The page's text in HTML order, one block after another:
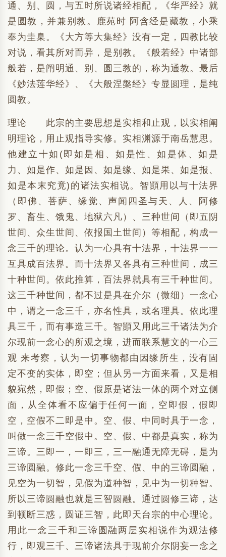
通、别、圆，与五时所说诸经相配，《华严经》就
是圆教，并兼别教。鹿苑时 阿含经是藏教，小乘
奉为圭臬。《大方等大集经》没有一定，四教比较
对说，看其所对而异，是别教。《般若经》中诸部
般若，是阐明通、别、圆三教的，称为通教。最后
《妙法莲华经》、《大般涅槃经》专显圆理，是纯
圆教。
理论 此宗的主要思想是实相和止观，以实相阐
明理论，用止观指导实修。实相渊源于南岳慧思。
他建立十如(即如是相、如是性、如是体、如是
力、如是作、如是因、如是缘、如是果、如是报、
如是本末究竟)的诸法实相说。智顗用以与十法界
（即佛、菩萨、缘觉、声闻四圣与天、人、阿修
罗、畜生、饿鬼、地狱六凡）、三种世间（即五阴
世间、众生世间、依报国土世间）等相配，构成一
念三千的理论。认为一心具有十法界，十法界一一
互具成百法界。而十法界又各具有三种世间，成三
十种世间。依此推算，百法界就具有三千种世间。
这三千种世间，都不过是具在介尔（微细）一念心
中，谓之一念三千，亦名性具，或名理具。依此理
具三千，而有事造三千。智顗又用此三千诸法为介
尔现前一念心的所观之境，进而联系慧文的一心三
观 来考察，认为一切事物都由因缘所生，没有固
定不变的实体，即空；但从另一方面来看，又是相
貌宛然，即假；空、假原是诸法一体的两个对立侧
面，从全体看不应偏于任何一面，空即假，假即
空，空假不二即是中。空、假、中同时具于一念，
叫做一念三千空假中。空、假、中都是真实，称为
三谛。三即一，一即三，三一融通无障无碍，是为
三谛圆融。修此一念三千空、假、中的三谛圆融，
见空为一切智，见假为道种智，见中为一切种智。
所以三谛圆融也就是三智圆融。通过圆修三谛，达
到顿断三惑，圆证三智，此即天台宗的中心理论。
用此一念三千和三谛圆融两层实相说作为观法修
行，即观三千、三谛诸法具于现前介尔阴妄一念之